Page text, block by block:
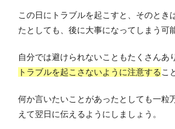
この日にトラブルを起こすと、そのとき
たとしても、後に大事になってしまう可
自分では避けられないこともたくさんあ
トラブルを起こさないように注意する こ
何か言いたいことがあったとしても一粒
えて翌日に伝えるようにしましょう。